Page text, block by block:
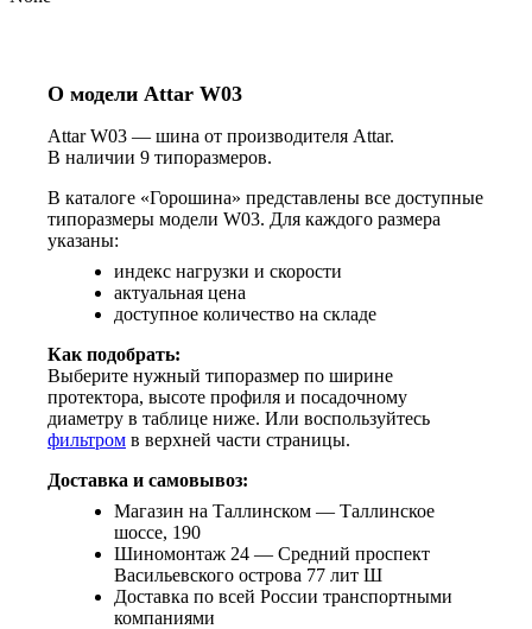
О модели Attar W03
Attar W03 — шина от производителя Attar.
В наличии 9 типоразмеров.
В каталоге «Горошина» представлены все доступные
типоразмеры модели W03. Для каждого размера
указаны:
индекс нагрузки и скорости
актуальная цена
доступное количество на складе
Как подобрать:
Выберите нужный типоразмер по ширине
протектора, высоте профиля и посадочному
диаметру в таблице ниже. Или воспользуйтесь
фильтром в верхней части страницы.
Доставка и самовывоз:
Магазин на Таллинском — Таллинское
шоссе, 190
Шиномонтаж 24 — Средний проспект
Васильевского острова 77 лит Ш
Доставка по всей России транспортными
компаниями